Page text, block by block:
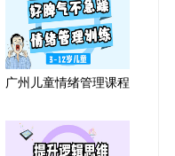
广州儿童情绪管理课程